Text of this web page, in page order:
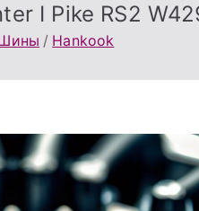
I Pike RS2
Hankook